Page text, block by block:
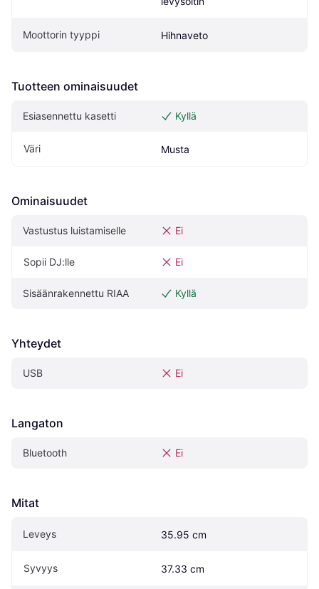
Moottorin tyyppi Hihnaveto
Tuotteen ominaisuudet
Esiasennettu kasetti Kyllä
Väri Musta
Ominaisuudet
Vastustus luistamiselle Ei
Sopii DJ:lle Ei
Sisäänrakennettu RIAA Kyllä
Yhteydet
USB Ei
Langaton
Bluetooth Ei
Mitat
Leveys 35.95 cm
Syvyys 37.33 cm